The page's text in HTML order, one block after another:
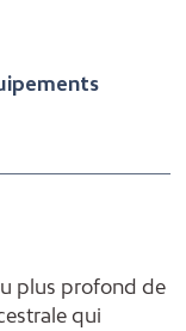
plus profond de
qui